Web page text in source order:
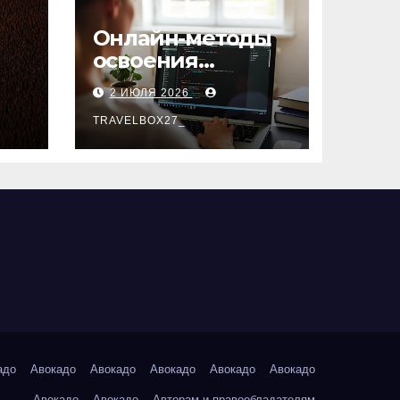
Онлайн-методы
освоения
актуальных
профессий
2 ИЮЛЯ 2026
TRAVELBOX27_
Авокадо Авокадо Авокадо Авокадо Авокадо